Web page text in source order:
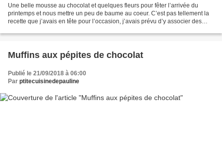
Une belle mousse au chocolat et quelques fleurs pour fêter l’arrivée du
printemps et nous mettre un peu de baume au coeur. C’est pas tellement la
recette que j’avais en tête pour l’occasion, j’avais prévu d’y associer des
Muffins aux pépites de chocolat
Publié le 21/09/2018 à 06:00
Par ptitecuisinedepauline